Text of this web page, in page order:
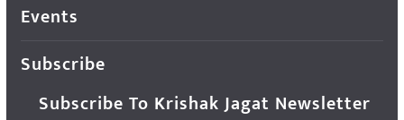
Events
Subscribe
Subscribe To Krishak Jagat Newsletter